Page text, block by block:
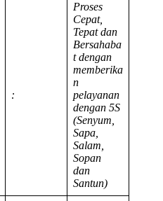
:
Proses
Cepat,
Tepat dan
Bersahaba
t dengan
memberika
n
pelayanan
dengan 5S
(Senyum,
Sapa,
Salam,
Sopan
dan
Santun)